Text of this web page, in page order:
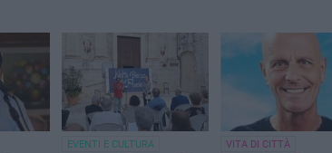
EVENTI E CULTURA VITA DI CITTÀ